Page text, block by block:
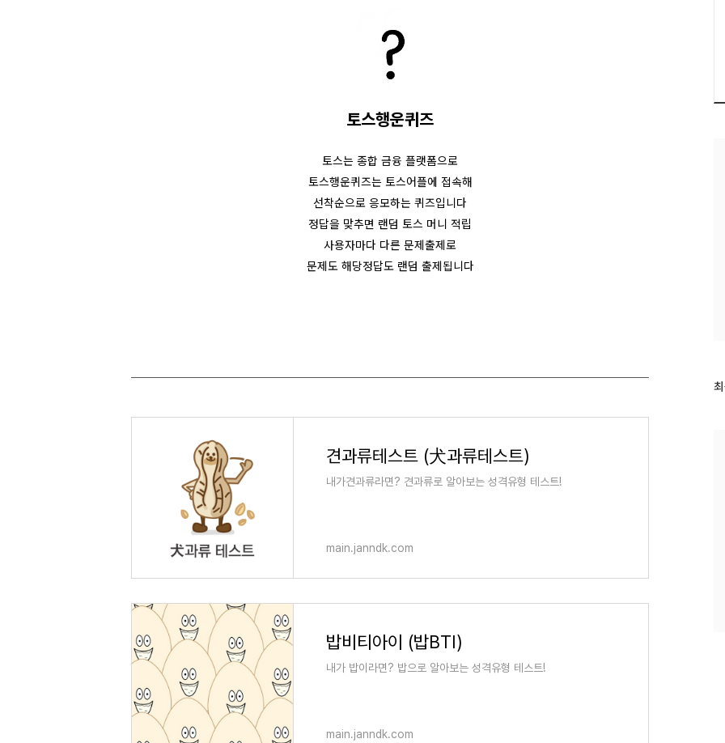
토스행운퀴즈
토스는 종합 금융 플랫폼으로
토스행운퀴즈는 토스어플에 접속해
선착순으로 응모하는 퀴즈입니다
정답을 맞추면 랜덤 토스 머니 적립
사용자마다 다른 문제출제로
문제도 해당정답도 랜덤 출제됩니다
견과류테스트 (犬과류테스트)
내가견과류라면? 견과류로 알아보는 성격유형 테스트!
main.janndk.com
밥비티아이 (밥BTI)
내가 밥이라면? 밥으로 알아보는 성격유형 테스트!
main.janndk.com
최